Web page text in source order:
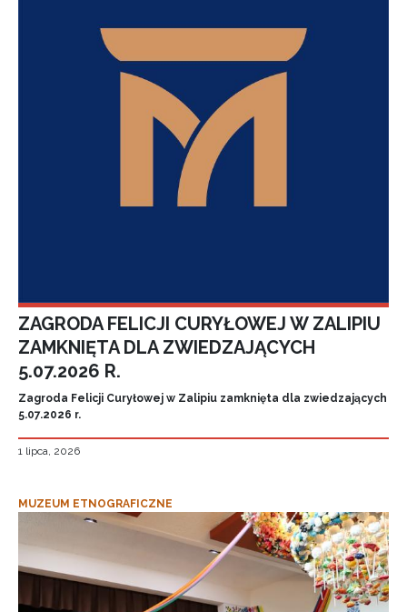
ZAGRODA FELICJI CURYŁOWEJ W ZALIPIU
ZAMKNIĘTA DLA ZWIEDZAJĄCYCH
5.07.2026 R.
Zagroda Felicji Curyłowej w Zalipiu zamknięta dla zwiedzających
5.07.2026 r.
1 lipca, 2026
MUZEUM ETNOGRAFICZNE